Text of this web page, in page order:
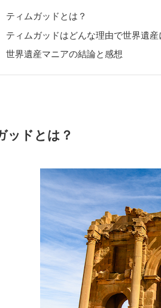
ティムガッドとは？
ティムガッドはどんな理由で世界遺
世界遺産マニアの結論と感想
ッドとは？